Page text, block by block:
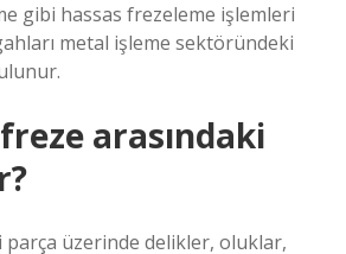
gibi hassas frezeleme işlemleri
metal işleme sektöründeki
arasındaki
üzerinde delikler, oluklar,